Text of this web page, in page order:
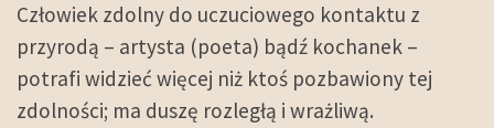
Człowiek zdolny do uczuciowego kontaktu z
przyrodą – artysta (poeta) bądź kochanek –
potrafi widzieć więcej niż ktoś pozbawiony tej
zdolności; ma duszę rozległą i wrażliwą.